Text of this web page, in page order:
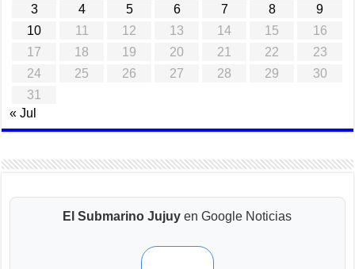
3
4 5 6 7 8
9
10
11 12 13 14 15
16
17
18 19 20 21 22
23
24
25 26 27 28 29
30
31
« Jul
El Submarino Jujuy en Google Noticias